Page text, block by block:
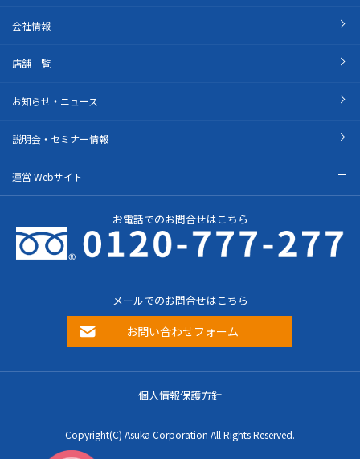
会社情報
店舗一覧
お知らせ・ニュース
説明会・セミナー情報
運営 Webサイト
お電話でのお問合せはこちら
メールでのお問合せはこちら
お問い合わせフォーム
個人情報保護方針
Copyright(C) Asuka Corporation All Rights Reserved.